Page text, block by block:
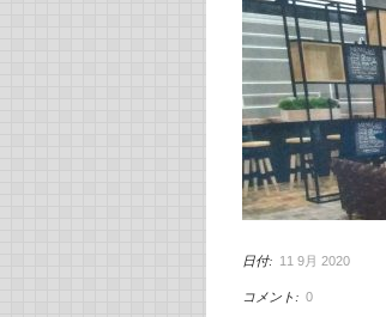
日付: 11 9月 2020
コメント: 0